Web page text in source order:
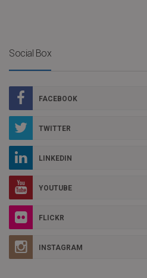
Social Box
FACEBOOK
TWITTER
LINKEDIN
YOUTUBE
FLICKR
INSTAGRAM